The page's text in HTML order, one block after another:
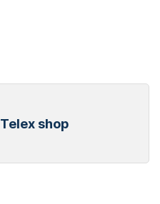
Telex shop